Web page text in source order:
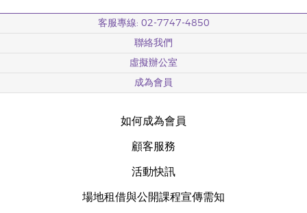
客服專線: 02-7747-4850
聯絡我們
虛擬辦公室
成為會員
如何成為會員
顧客服務
活動快訊
場地租借與公開課程宣傳需知